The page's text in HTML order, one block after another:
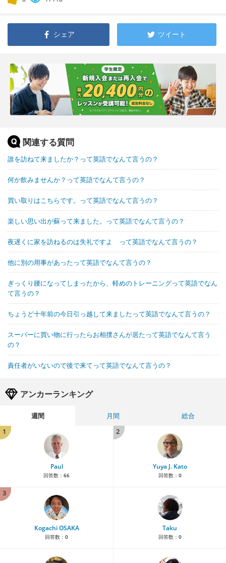
シェア ツイート
関連する質問
誰を訪ねて来ましたか？って英語でなんて言うの？
何か飲みませんか？って英語でなんて言うの？
買い取りはこちらです。って英語でなんて言うの？
楽しい思い出が蘇って来ました。って英語でなんて言うの？
夜遅くに家を訪ねるのは失礼ですよ って英語でなんて言うの？
他に別の用事があったって英語でなんて言うの？
ぎっくり腰になってしまったから、軽めのトレーニングって英語でなん
て言うの？
ちょうど十年前の今日引っ越して来ましたって英語でなんて言うの？
スーパーに買い物に行ったらお相撲さんが居たって英語でなんて言う
の？
責任者がいないので後で来てって英語でなんて言うの？
アンカーランキング
週間 月間
総合
1
Paul
回答数： 66
2
Yuya J. Kato
回答数： 0
3
Kogachi OSAKA
回答数： 0
Taku
回答数： 0